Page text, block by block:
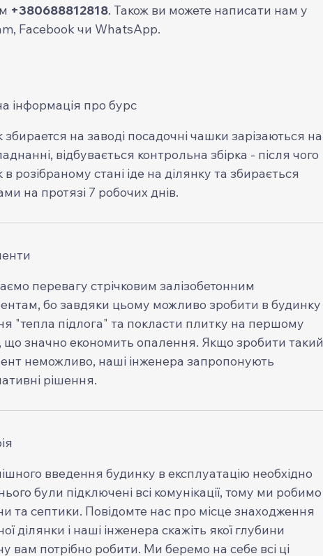
+380688812818. Також ви можете написати нам у
Facebook чи WhatsApp.
інформація про бурс
збирается на заводі посадочні чашки зарізаються на
відбувається контрольна збірка - після чого
розібраному стані іде на ділянку та збирається
на протязі 7 робочих днів.
перевагу стрічковим залізобетонним
бо завдяки цьому можливо зробити в будинку
"тепла підлога" та покласти плитку на першому
що значно економить опалення. Якщо зробити такий
неможливо, наші інженера запропонують
рішення.
введення будинку в експлуатацію необхідно
були підключені всі комунікації, тому ми робимо
та септики. Повідомте нас про місце знаходження
ділянки і наші інженера скажіть якої глубини
вам потрібно робити. Ми беремо на себе всі ці